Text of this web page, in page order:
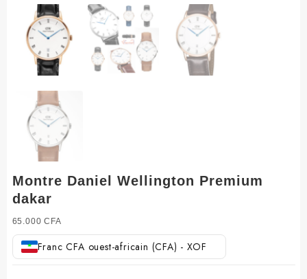
Montre Daniel Wellington Premium
dakar
65.000CFA
Franc CFA ouest-africain (CFA) - XOF